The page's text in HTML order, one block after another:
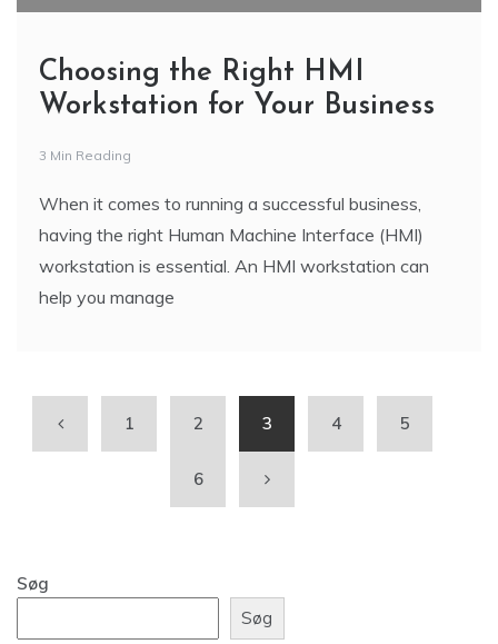
Choosing the Right HMI
Workstation for Your Business
3 Min Reading
When it comes to running a successful business,
having the right Human Machine Interface (HMI)
workstation is essential. An HMI workstation can
help you manage
1 2 3 4 5
6
Søg
Søg